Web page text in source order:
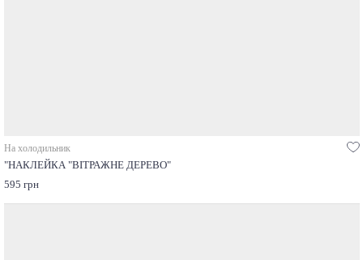
На холодильник
"НАКЛЕЙКА "ВІТРАЖНЕ ДЕРЕВО"
595 грн